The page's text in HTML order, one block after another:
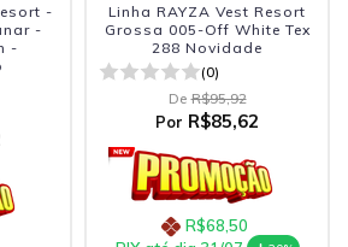
-
-
-
Linha RAYZA Vest Resort
Grossa 005-Off White Tex
288 Novidade
(0)
De R$95,92
Por R$85,62
R$68,50